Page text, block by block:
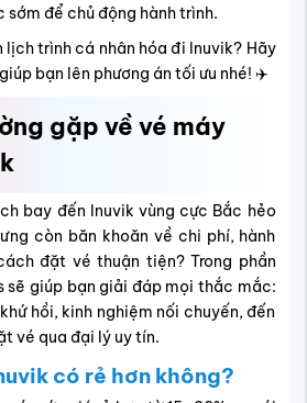
sớm để chủ động hành trình.
lịch trình cá nhân hóa đi Inuvik? Hãy
giúp bạn lên phương án tối ưu nhé! ✈️
gặp về vé máy
bay đến Inuvik vùng cực Bắc hẻo
còn băn khoăn về chi phí, hành
đặt vé thuận tiện? Trong phần
sẽ giúp bạn giải đáp mọi thắc mắc:
hồi, kinh nghiệm nối chuyến, đến
vé qua đại lý uy tín.
có rẻ hơn không?